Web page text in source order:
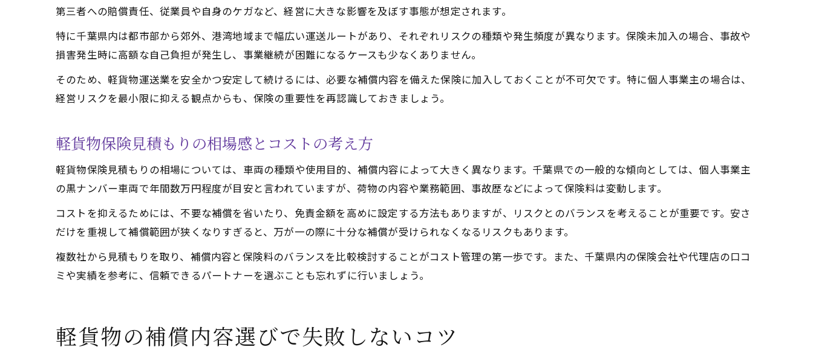
第三者への賠償責任、従業員や自身のケガなど、経営に大きな影響を及ぼす事態が想定されます。
特に千葉県内は都市部から郊外、港湾地域まで幅広い運送ルートがあり、それぞれリスクの種類や発生頻度が異なります。保険未加入の場合、事故や
損害発生時に高額な自己負担が発生し、事業継続が困難になるケースも少なくありません。
そのため、軽貨物運送業を安全かつ安定して続けるには、必要な補償内容を備えた保険に加入しておくことが不可欠です。特に個人事業主の場合は、
経営リスクを最小限に抑える観点からも、保険の重要性を再認識しておきましょう。
軽貨物保険見積もりの相場感とコストの考え方
軽貨物保険見積もりの相場については、車両の種類や使用目的、補償内容によって大きく異なります。千葉県での一般的な傾向としては、個人事業主
の黒ナンバー車両で年間数万円程度が目安と言われていますが、荷物の内容や業務範囲、事故歴などによって保険料は変動します。
コストを抑えるためには、不要な補償を省いたり、免責金額を高めに設定する方法もありますが、リスクとのバランスを考えることが重要です。安さ
だけを重視して補償範囲が狭くなりすぎると、万が一の際に十分な補償が受けられなくなるリスクもあります。
複数社から見積もりを取り、補償内容と保険料のバランスを比較検討することがコスト管理の第一歩です。また、千葉県内の保険会社や代理店の口コ
ミや実績を参考に、信頼できるパートナーを選ぶことも忘れずに行いましょう。
軽貨物の補償内容選びで失敗しないコツ